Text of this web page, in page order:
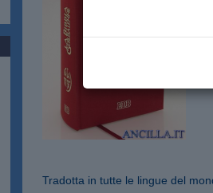
Tradotta in tutte le lingue del